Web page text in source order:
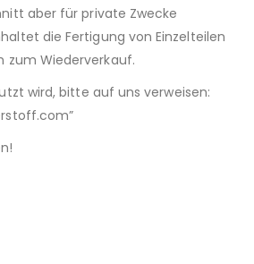
aber für private Zwecke
die Fertigung von Einzelteilen
zum Wiederverkauf.
wird, bitte auf uns verweisen: